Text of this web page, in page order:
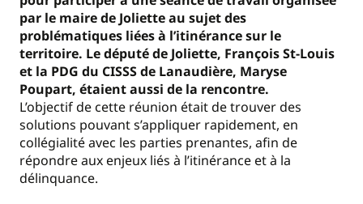
par le maire de Joliette au sujet des
problématiques liées à l’itinérance sur le
territoire. Le député de Joliette, François St-Louis
et la PDG du CISSS de Lanaudière, Maryse
Poupart, étaient aussi de la rencontre.
L’objectif de cette réunion était de trouver des
solutions pouvant s’appliquer rapidement, en
collégialité avec les parties prenantes, afin de
répondre aux enjeux liés à l’itinérance et à la
délinquance.